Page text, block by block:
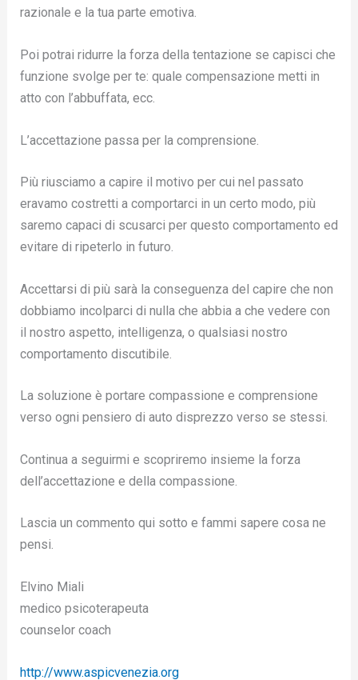
razionale e la tua parte emotiva.
Poi potrai ridurre la forza della tentazione se capisci che
funzione svolge per te: quale compensazione metti in
atto con l’abbuffata, ecc.
L’accettazione passa per la comprensione.
Più riusciamo a capire il motivo per cui nel passato
eravamo costretti a comportarci in un certo modo, più
saremo capaci di scusarci per questo comportamento ed
evitare di ripeterlo in futuro.
Accettarsi di più sarà la conseguenza del capire che non
dobbiamo incolparci di nulla che abbia a che vedere con
il nostro aspetto, intelligenza, o qualsiasi nostro
comportamento discutibile.
La soluzione è portare compassione e comprensione
verso ogni pensiero di auto disprezzo verso se stessi.
Continua a seguirmi e scopriremo insieme la forza
dell’accettazione e della compassione.
Lascia un commento qui sotto e fammi sapere cosa ne
pensi.
Elvino Miali
medico psicoterapeuta
counselor coach
http://www.aspicvenezia.org